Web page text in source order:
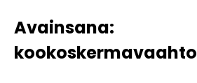
Avainsana:
kookoskermavaahto